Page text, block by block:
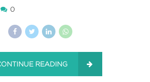
0
READING